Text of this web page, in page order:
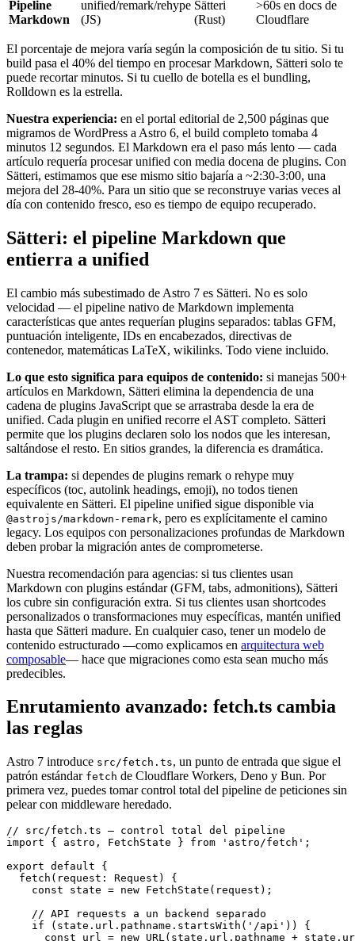
Pipeline
Markdown
unified/remark/rehype
(JS)
Sätteri
(Rust)
>60s en docs de
Cloudflare
El porcentaje de mejora varía según la composición de tu sitio. Si tu
build pasa el 40% del tiempo en procesar Markdown, Sätteri solo te
puede recortar minutos. Si tu cuello de botella es el bundling,
Rolldown es la estrella.
Nuestra experiencia: en el portal editorial de 2,500 páginas que
migramos de WordPress a Astro 6, el build completo tomaba 4
minutos 12 segundos. El Markdown era el paso más lento — cada
artículo requería procesar unified con media docena de plugins. Con
Sätteri, estimamos que ese mismo sitio bajaría a ~2:30-3:00, una
mejora del 28-40%. Para un sitio que se reconstruye varias veces al
día con contenido fresco, eso es tiempo de equipo recuperado.
Sätteri: el pipeline Markdown que
entierra a unified
El cambio más subestimado de Astro 7 es Sätteri. No es solo
velocidad — el pipeline nativo de Markdown implementa
características que antes requerían plugins separados: tablas GFM,
puntuación inteligente, IDs en encabezados, directivas de
contenedor, matemáticas LaTeX, wikilinks. Todo viene incluido.
Lo que esto significa para equipos de contenido: si manejas 500+
artículos en Markdown, Sätteri elimina la dependencia de una
cadena de plugins JavaScript que se arrastraba desde la era de
unified. Cada plugin en unified recorre el AST completo. Sätteri
permite que los plugins declaren solo los nodos que les interesan,
saltándose el resto. En sitios grandes, la diferencia es dramática.
La trampa: si dependes de plugins remark o rehype muy
específicos (toc, autolink headings, emoji), no todos tienen
equivalente en Sätteri. El pipeline unified sigue disponible via
@astrojs/markdown-remark, pero es explícitamente el camino
legacy. Los equipos con personalizaciones profundas de Markdown
deben probar la migración antes de comprometerse.
Nuestra recomendación para agencias: si tus clientes usan
Markdown con plugins estándar (GFM, tabs, admonitions), Sätteri
los cubre sin configuración extra. Si tus clientes usan shortcodes
personalizados o transformaciones muy específicas, mantén unified
hasta que Sätteri madure. En cualquier caso, tener un modelo de
contenido estructurado —como explicamos en arquitectura web
composable— hace que migraciones como esta sean mucho más
predecibles.
Enrutamiento avanzado: fetch.ts cambia
las reglas
Astro 7 introduce src/fetch.ts, un punto de entrada que sigue el
patrón estándar fetch de Cloudflare Workers, Deno y Bun. Por
primera vez, puedes tomar control total del pipeline de peticiones sin
pelear con middleware heredado.
// src/fetch.ts — control total del pipeline
import { astro, FetchState } from 'astro/fetch';
export default {
  fetch(request: Request) {
    const state = new FetchState(request);
    // API requests a un backend separado
    if (state.url.pathname.startsWith('/api')) {
const url = new URL(state.url.pathname +